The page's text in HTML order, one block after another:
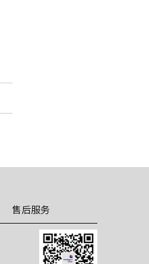
售后服务